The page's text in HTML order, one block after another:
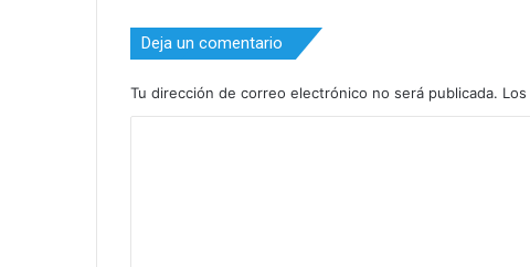
Deja un comentario
Tu dirección de correo electrónico no será publicada.